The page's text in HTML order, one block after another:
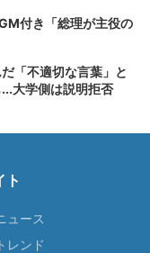
付き「総理が主役の
「不適切な言葉」と
大学側は説明拒否
ト
ュース
レンド